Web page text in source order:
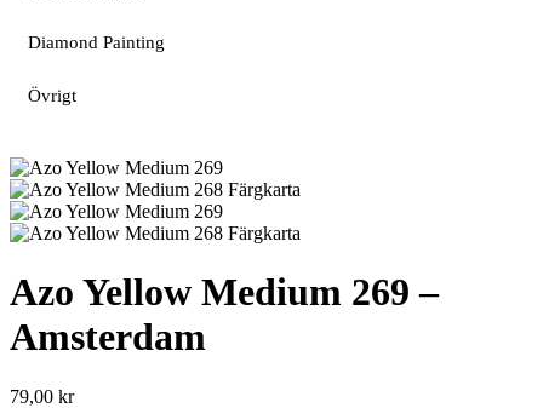
Diamond Painting
Övrigt
Azo Yellow Medium 269 –
Amsterdam
79,00 kr